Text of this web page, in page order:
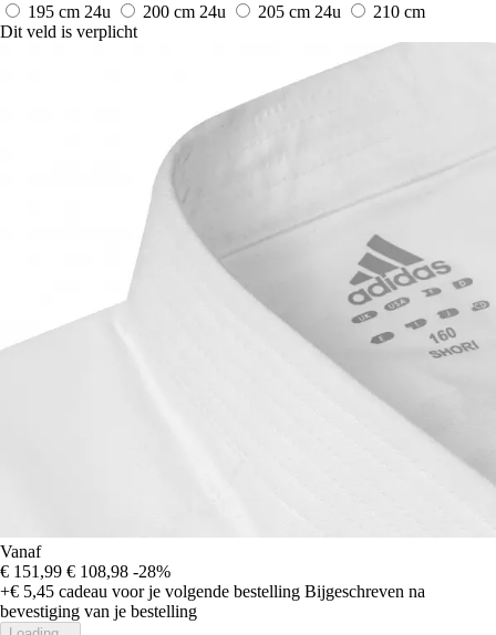
195 cm 24u 200 cm 24u 205 cm 24u
210 cm
Dit veld is verplicht
Vanaf
€ 151,99 € 108,98 -28%
+€ 5,45 cadeau voor je volgende bestelling Bijgeschreven na
bevestiging van je bestelling